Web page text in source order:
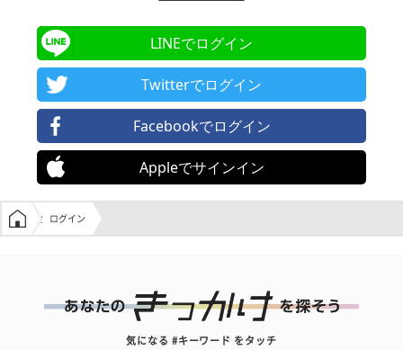
LINEでログイン
Twitterでログイン
Facebookでログイン
Appleでサインイン
学生の窓口トップ
ログイン
気になる #キーワード をタッチ